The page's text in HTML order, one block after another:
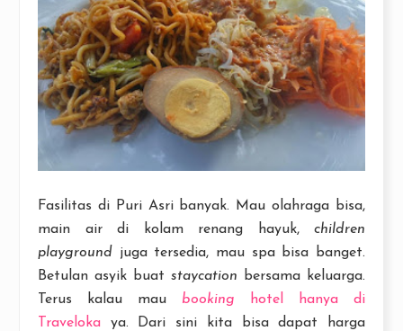
Fasilitas di Puri Asri banyak. Mau olahraga bisa,
main air di kolam renang hayuk, children
playground juga tersedia, mau spa bisa banget.
Betulan asyik buat staycation bersama keluarga.
Terus kalau mau booking hotel hanya di
Traveloka ya. Dari sini kita bisa dapat harga